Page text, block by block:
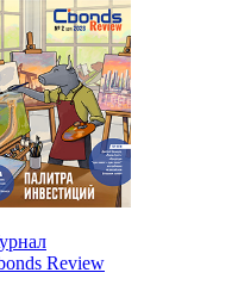
Review